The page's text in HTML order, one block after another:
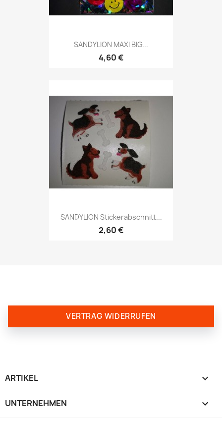
SANDYLION MAXI BIG...
4,60 €
SANDYLION Stickerabschnitt...
2,60 €
VERTRAG WIDERRUFEN
ARTIKEL 
UNTERNEHMEN 